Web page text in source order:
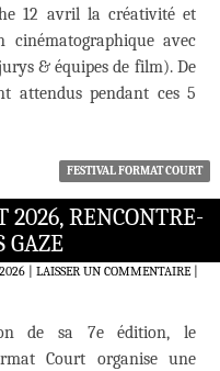
12 avril la créativité et
cinématographique avec
& équipes de film). De
attendus pendant ces 5
FESTIVAL FORMAT COURT
2026, RENCONTRE-
GAZE
LAISSER UN COMMENTAIRE|
de sa 7e édition, le
Court organise une